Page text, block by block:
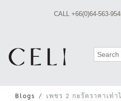
CALL +66(0)64-563-
Search
Blogs เพชร 2 กะรัตราคาเท่